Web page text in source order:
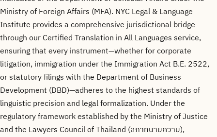
Ministry of Foreign Affairs (MFA). NYC Legal & Language
Institute provides a comprehensive jurisdictional bridge
through our Certified Translation in All Languages service,
ensuring that every instrument—whether for corporate
litigation, immigration under the Immigration Act B.E. 2522,
or statutory filings with the Department of Business
Development (DBD)—adheres to the highest standards of
linguistic precision and legal formalization. Under the
regulatory framework established by the Ministry of Justice
and the Lawyers Council of Thailand (สภาทนายความ),